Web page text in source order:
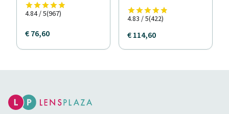
4.84 / 5(967)
€ 76,60
4.83 / 5(422)
€ 114,60